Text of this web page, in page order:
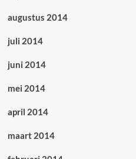
augustus 2014
juli 2014
juni 2014
mei 2014
april 2014
maart 2014